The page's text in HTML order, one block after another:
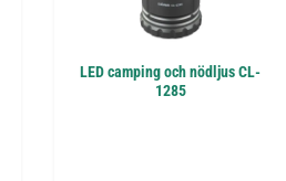
LED camping och nödljus CL-
1285